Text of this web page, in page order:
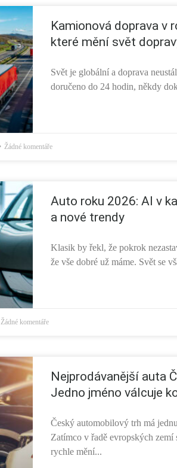
Kamionová doprava v
které mění svět
Svět je globální a doprava
doručeno do 24 hodin, někdy
Žádné komentáře
Auto roku 2026: AI v
a nové trendy
Klasik by řekl, že pokrok
že vše dobré už máme. Svět se
Žádné komentáře
Nejprodávanější auta
Jedno jméno válcuje
Český automobilový trh má
Zatímco v řadě evropských zemí
rychle mění...